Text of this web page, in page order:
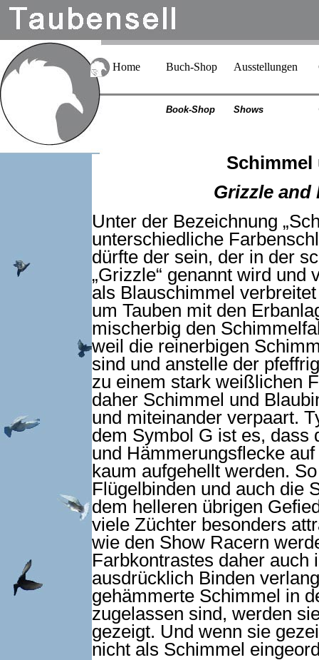
Home Buch-Shop Ausstellungen
Book-Shop Shows
Grizzle and
Unter der Bezeichnung
unterschiedliche
dürfte der sein, der in der
„Grizzle“ genannt wird
als Blauschimmel
um Tauben mit den
mischerbig den
weil die reinerbigen
sind und anstelle der
zu einem stark weißlichen
daher Schimmel und
und miteinander verpaart.
dem Symbol G ist es, dass
und Hämmerungsflecke
kaum aufgehellt werden.
Flügelbinden und auch die
dem helleren übrigen
viele Züchter besonders
wie den Show Racern
Farbkontrastes daher auch
ausdrücklich Binden
gehämmerte Schimmel in
zugelassen sind, werden
gezeigt. Und wenn sie
nicht als Schimmel